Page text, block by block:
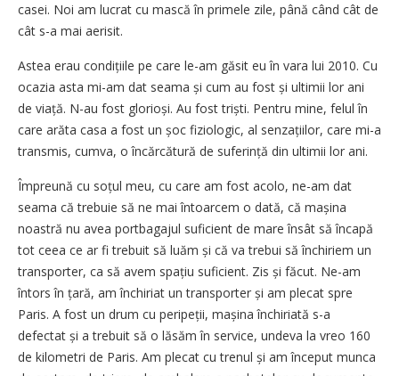
casei. Noi am lucrat cu mască în primele zile, până când cât de
cât s-a mai aerisit.
Astea erau condițiile pe care le-am găsit eu în vara lui 2010. Cu
ocazia asta mi-am dat seama și cum au fost și ultimii lor ani
de viață. N-au fost glorioși. Au fost triști. Pentru mine, felul în
care arăta casa a fost un șoc fiziologic, al senzațiilor, care mi-a
transmis, cumva, o încărcătură de suferință din ultimii lor ani.
Împreună cu soțul meu, cu care am fost acolo, ne-am dat
seama că trebuie să ne mai întoarcem o dată, că mașina
noastră nu avea portbagajul suficient de mare însât să încapă
tot ceea ce ar fi trebuit să luăm și că va trebui să închiriem un
transporter, ca să avem spațiu suficient. Zis și făcut. Ne-am
întors în țară, am închiriat un transporter și am plecat spre
Paris. A fost un drum cu peripeții, mașina închiriată s-a
defectat și a trebuit să o lăsăm în service, undeva la vreo 160
de kilometri de Paris. Am plecat cu trenul și am început munca